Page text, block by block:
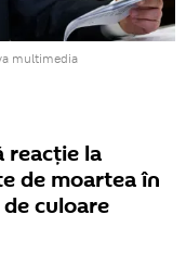
multimedia
reacție la
de moartea în
culoare